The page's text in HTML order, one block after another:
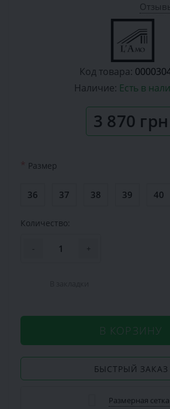
Код товара:
Наличие: Есть в
3 870 грн
* Размер
36 37 38 39 40
Количество:
- +
В КОРЗИНУ
БЫСТРЫЙ ЗАКАЗ
Размерная сетка